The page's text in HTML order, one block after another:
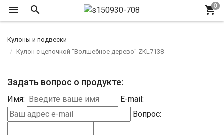
Кулоны и подвески
Кулон с цепочкой "Волшебное дерево" ZKL7138
Задать вопрос о продукте:
Имя:
E-mail:
Вопрос: